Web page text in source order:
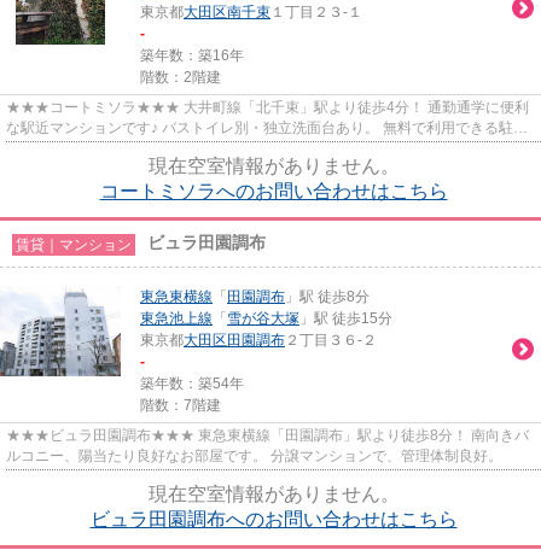
東京都大田区南千束 １丁目２３-１
-
築年数：築16年
階数：2階建
★★★コートミソラ★★★ 大井町線「北千束」駅より徒歩4分！ 通勤通学に便利
な駅近マンションです♪ バストイレ別・独立洗面台あり。 無料で利用できる駐輪
現在空室情報がありません。
コートミソラへのお問い合わせはこちら
賃貸｜マンション ビュラ田園調布
東急東横線 「 田園調布 」駅 徒歩8分
東急池上線 「 雪が谷大塚 」駅 徒歩15分
東京都大田区 田園調布 ２丁目３６-２
-
築年数：築54年
階数：7階建
★★★ビュラ田園調布★★★ 東急東横線「田園調布」駅より徒歩8分！ 南向きバ
ルコニー、陽当たり良好なお部屋です。 分譲マンションで、管理体制良好。
現在空室情報がありません。
ビュラ田園調布へのお問い合わせはこちら